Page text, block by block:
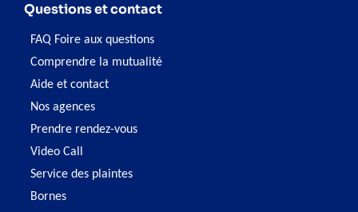
Questions et contact
FAQ Foire aux questions
Comprendre la mutualité
Aide et contact
Nos agences
Prendre rendez-vous
Video Call
Service des plaintes
Bornes